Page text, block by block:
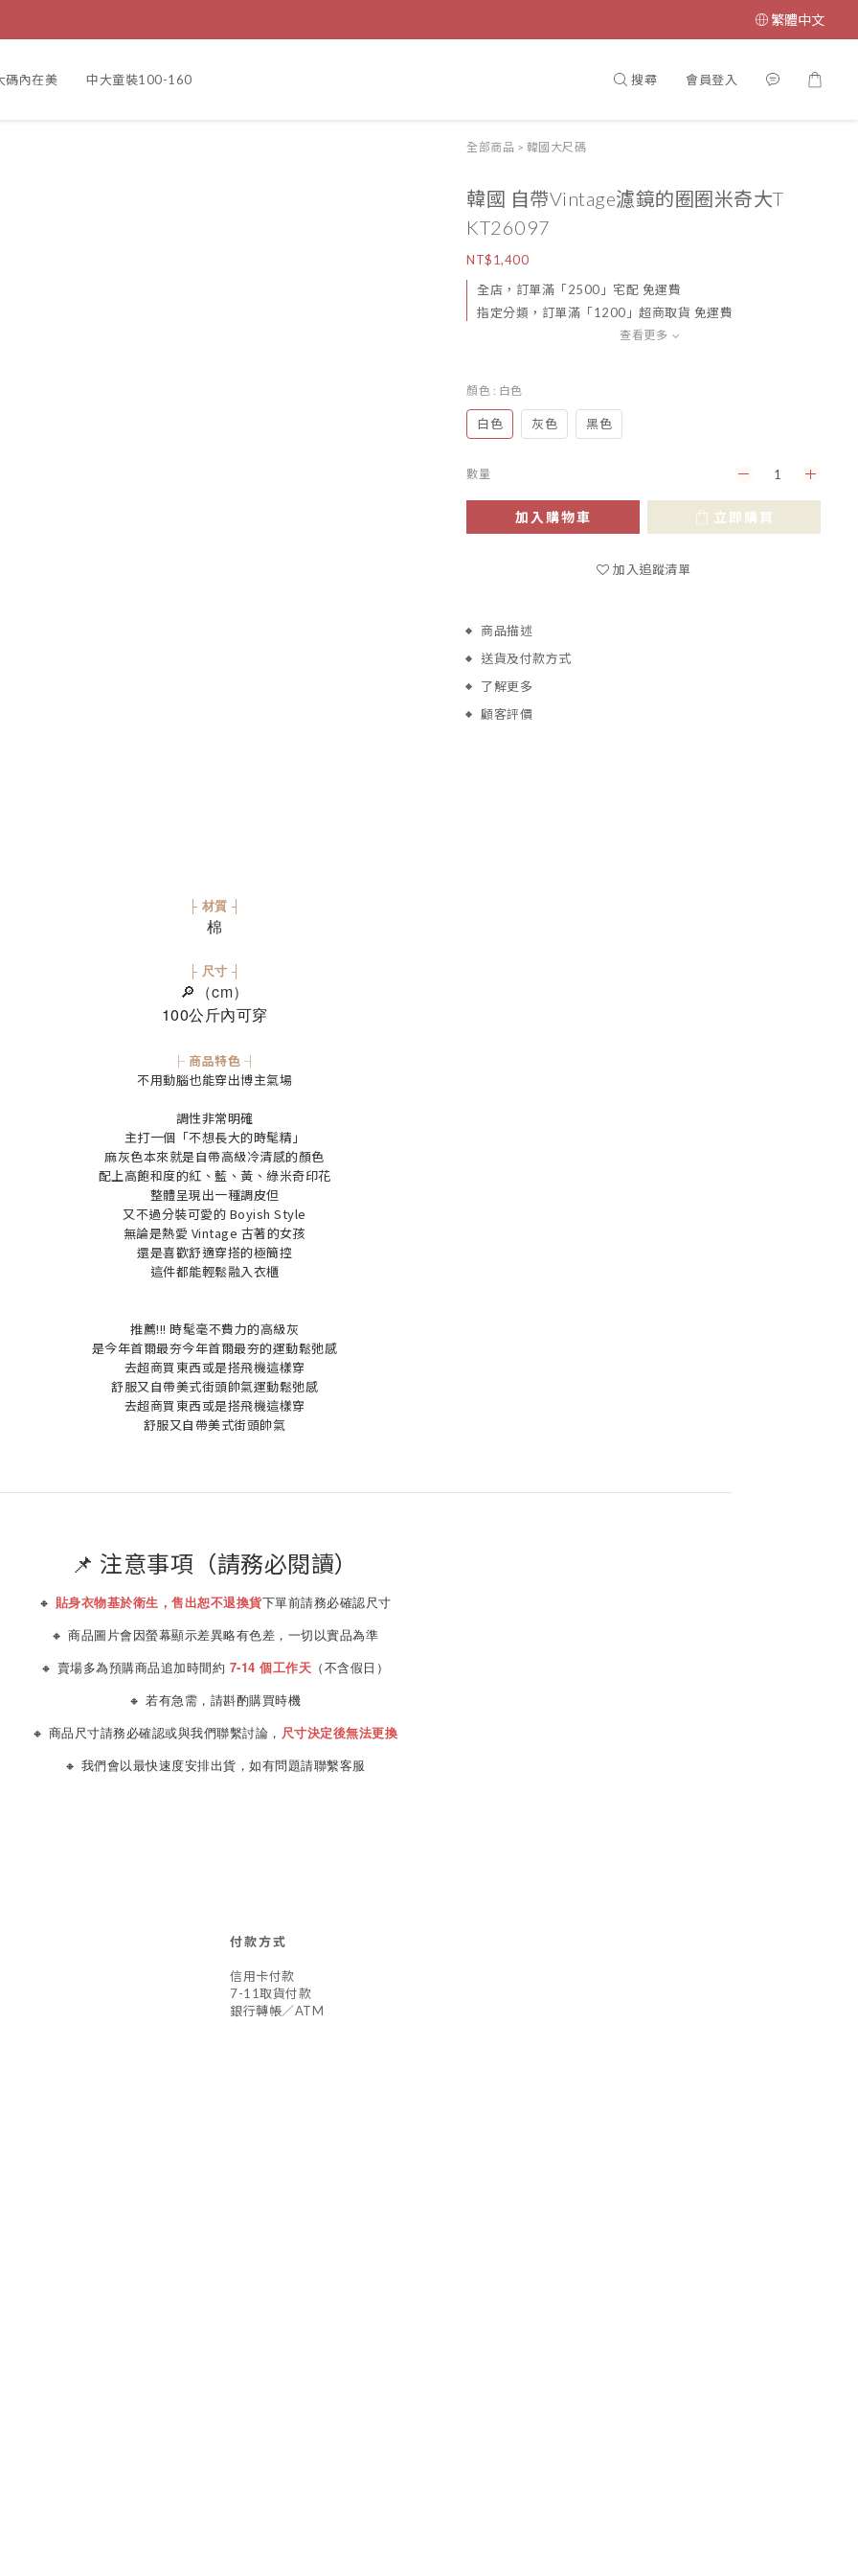
繁體中文
碼內在美 中大童裝100-160 搜尋 會員登入
全部商品 > 韓國大尺碼
韓國 自帶Vintage濾鏡的圈圈米奇大T
KT26097
NT$1,400
全店，訂單滿「2500」宅配 免運費
指定分類，訂單滿「1200」超商取貨 免運費
查看更多
顏色 : 白色
白色 灰色 黑色
數量
加入購物車 立即購買
加入追蹤清單
商品描述
送貨及付款方式
了解更多
顧客評價
├ 材質 ┤
棉
├ 尺寸 ┤
🔎（cm）
100公斤內可穿
├ 商品特色 ┤
不用動腦也能穿出博主氣場
調性非常明確
主打一個「不想長大的時髦精」
麻灰色本來就是自帶高級冷清感的顏色
配上高飽和度的紅、藍、黃、綠米奇印花
整體呈現出一種調皮但
又不過分裝可愛的 Boyish Style
無論是熱愛 Vintage 古著的女孩
還是喜歡舒適穿搭的極簡控
這件都能輕鬆融入衣櫃
推薦!!! 時髦毫不費力的高級灰
是今年首爾最夯今年首爾最夯的運動鬆弛感
去超商買東西或是搭飛機這樣穿
舒服又自帶美式街頭帥氣運動鬆弛感
去超商買東西或是搭飛機這樣穿
舒服又自帶美式街頭帥氣
📌 注意事項（請務必閱讀）
🔸 貼身衣物基於衛生，售出恕不退換貨下單前請務必確認尺寸
🔸 商品圖片會因螢幕顯示差異略有色差，一切以實品為準
🔸 賣場多為預購商品追加時間約 7-14 個工作天 （不含假日）
🔸 若有急需，請斟酌購買時機
🔸 商品尺寸請務必確認或與我們聯繫討論， 尺寸決定後無法更換
🔸 我們會以最快速度安排出貨，如有問題請聯繫客服
付款方式
信用卡付款
7-11取貨付款
銀行轉帳／ATM